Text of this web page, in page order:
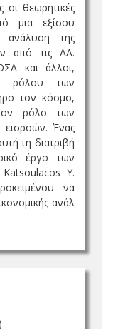
θεωρητικές
μια εξίσου
ανάλυση της
από τις AA.
και άλλοι,
ρόλου των
τον κόσμο,
ρόλο των
Ένας
τη διατριβή
έργο των
Y.
να
ανάλ